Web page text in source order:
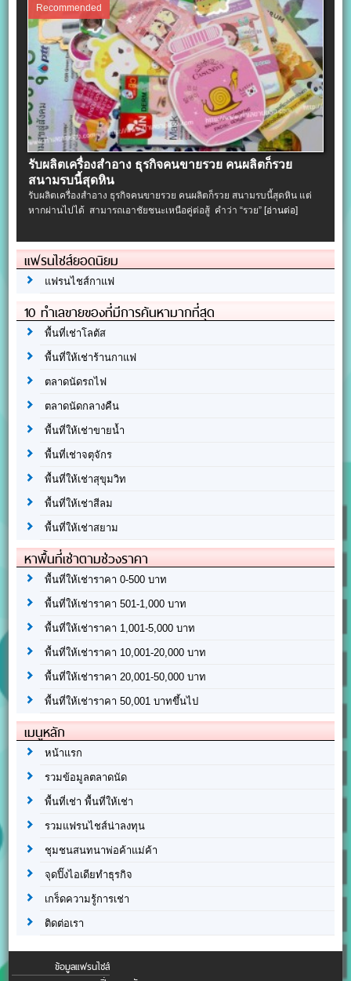
Recommended
รับผลิตเครื่องสําอาง ธุรกิจคนขายรวย คนผลิตก็รวย
สนามรบนี้สุดหิน
รับผลิตเครื่องสําอาง ธุรกิจคนขายรวย คนผลิตก็รวย สนามรบนี้สุดหิน แต่
หากผ่านไปได้ สามารถเอาชัยชนะเหนือคู่ต่อสู้ คำว่า “รวย”[อ่านต่อ]
แฟรนไชส์ยอดนิยม
แฟรนไชส์กาแฟ
10 ทำเลขายของที่มีการค้นหามากที่สุด
พื้นที่เช่าโลตัส
พื้นที่ให้เช่าร้านกาแฟ
ตลาดนัดรถไฟ
ตลาดนัดกลางคืน
พื้นที่ให้เช่าขายน้ำ
พื้นที่เช่าจตุจักร
พื้นที่ให้เช่าสุขุมวิท
พื้นที่ให้เช่าสีลม
พื้นที่ให้เช่าสยาม
หาพื้นที่เช่าตามช่วงราคา
พื้นที่ให้เช่าราคา 0-500 บาท
พื้นที่ให้เช่าราคา 501-1,000 บาท
พื้นที่ให้เช่าราคา 1,001-5,000 บาท
พื้นที่ให้เช่าราคา 10,001-20,000 บาท
พื้นที่ให้เช่าราคา 20,001-50,000 บาท
พื้นที่ให้เช่าราคา 50,001 บาทขึ้นไป
เมนูหลัก
หน้าแรก
รวมข้อมูลตลาดนัด
พื้นที่เช่า พื้นที่ให้เช่า
รวมแฟรนไชส์น่าลงทุน
ชุมชนสนทนาพ่อค้าแม่ค้า
จุดปิ๊งไอเดียทำธุรกิจ
เกร็ดความรู้การเช่า
ติดต่อเรา
ข้อมูลแฟรนไชส์